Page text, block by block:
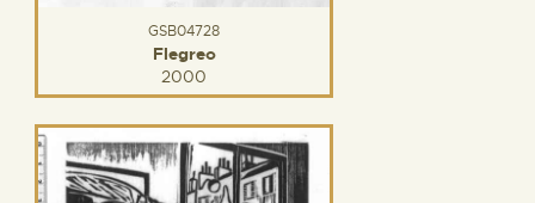
GSB04728
Flegreo
2000